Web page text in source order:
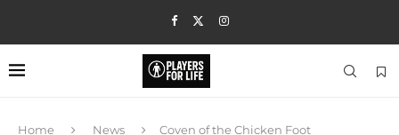
Home News Coven of the Chicken Foot